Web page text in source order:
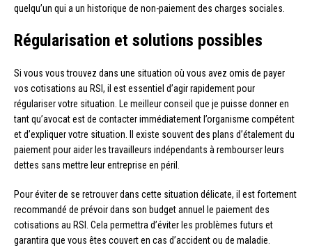
quelqu’un qui a un historique de non-paiement des charges sociales.
Régularisation et solutions possibles
Si vous vous trouvez dans une situation où vous avez omis de payer
vos cotisations au RSI, il est essentiel d’agir rapidement pour
régulariser votre situation. Le meilleur conseil que je puisse donner en
tant qu’avocat est de contacter immédiatement l’organisme compétent
et d’expliquer votre situation. Il existe souvent des plans d’étalement du
paiement pour aider les travailleurs indépendants à rembourser leurs
dettes sans mettre leur entreprise en péril.
Pour éviter de se retrouver dans cette situation délicate, il est fortement
recommandé de prévoir dans son budget annuel le paiement des
cotisations au RSI. Cela permettra d’éviter les problèmes futurs et
garantira que vous êtes couvert en cas d’accident ou de maladie.